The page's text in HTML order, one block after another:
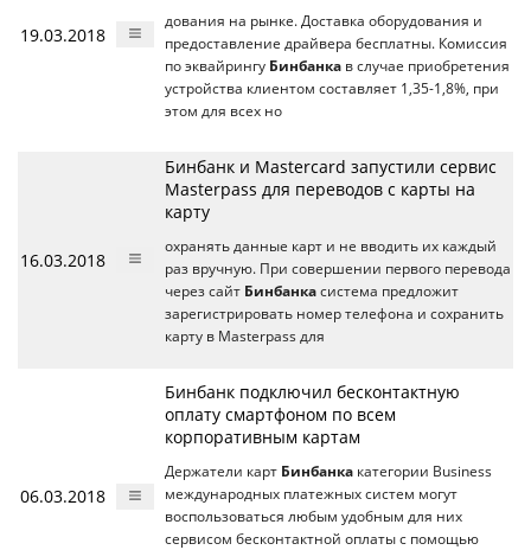
19.03.2018
дования на рынке. Доставка оборудования и
предоставление драйвера бесплатны. Комиссия
по эквайрингу Бинбанка в случае приобретения
устройства клиентом составляет 1,35-1,8%, при
этом для всех но
16.03.2018
Бинбанк и Mastercard запустили сервис
Masterpass для переводов с карты на
карту
охранять данные карт и не вводить их каждый
раз вручную. При совершении первого перевода
через сайт Бинбанка система предложит
зарегистрировать номер телефона и сохранить
карту в Masterpass для
06.03.2018
Бинбанк подключил бесконтактную
оплату смартфоном по всем
корпоративным картам
Держатели карт Бинбанка категории Business
международных платежных систем могут
воспользоваться любым удобным для них
сервисом бесконтактной оплаты с помощью